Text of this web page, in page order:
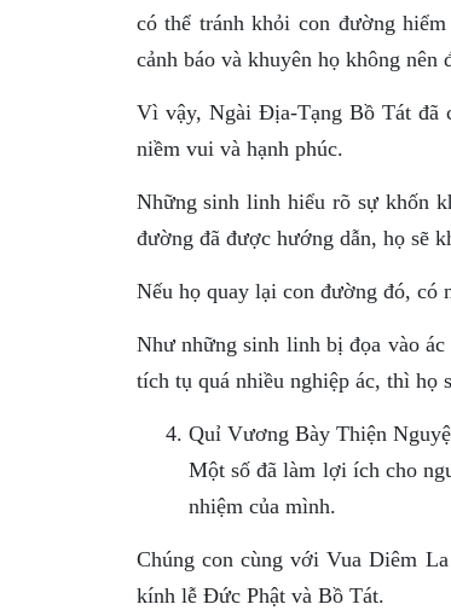
có thể tránh khỏi con đường
cảnh báo và khuyên họ không nên
Vì vậy, Ngài Ðịa-Tạng Bồ Tát đã
niềm vui và hạnh phúc.
Những sinh linh hiểu rõ sự khốn
đường đã được hướng dẫn, họ sẽ
Nếu họ quay lại con đường đó, có
Như những sinh linh bị đọa vào
tích tụ quá nhiều nghiệp ác, thì họ
Quỉ Vương Bày Thiện
Một số đã làm lợi ích cho
nhiệm của mình.
Chúng con cùng với Vua Diêm
kính lễ Ðức Phật và Bồ Tát.